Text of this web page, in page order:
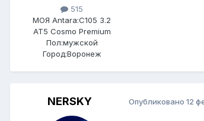
515
МОЯ Antara:C105 3.2
AT5 Cosmo Premium
Пол:мужской
Город:Воронеж
NERSKY Опубликовано 12